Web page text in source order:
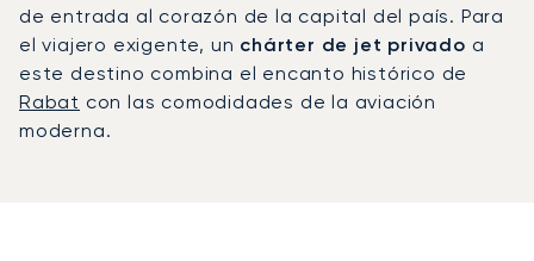
de entrada al corazón de la capital del país. Para
el viajero exigente, un chárter de jet privado a
este destino combina el encanto histórico de
Rabat con las comodidades de la aviación
moderna.